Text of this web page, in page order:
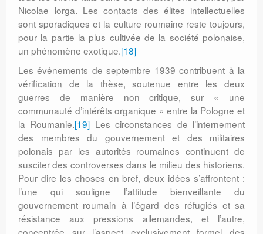
Nicolae Iorga. Les contacts des élites intellectuelles
sont sporadiques et la culture roumaine reste toujours,
pour la partie la plus cultivée de la société polonaise,
un phénomène exotique.[18]
Les événements de septembre 1939 contribuent à la
vérification de la thèse, soutenue entre les deux
guerres de manière non critique, sur « une
communauté d’intérêts organique » entre la Pologne et
la Roumanie.[19] Les circonstances de l’interne­ment
des membres du gouvernement et des militaires
polonais par les autorités rou­maines continuent de
susciter des contro­verses dans le milieu des historiens.
Pour dire les choses en bref, deux idées s’affrontent :
l’une qui souligne l’attitude bienveillante du
gouvernement roumain à l’égard des réfugiés et sa
résistance aux pressions allemandes, et l’autre,